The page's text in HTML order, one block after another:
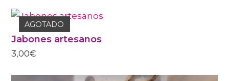
AGOTADO
Jabones artesanos
3,00€